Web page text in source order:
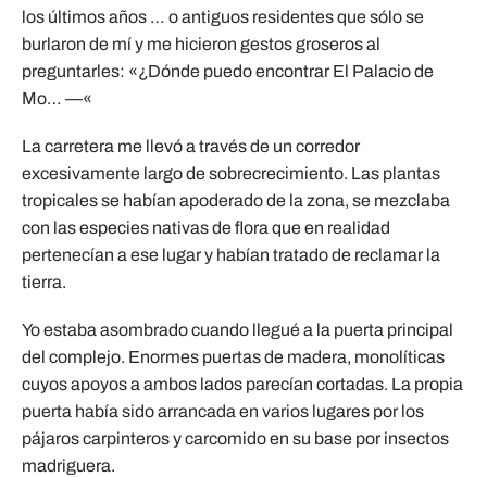
los últimos años … o antiguos residentes que sólo se
burlaron de mí y me hicieron gestos groseros al
preguntarles: «¿Dónde puedo encontrar El Palacio de
Mo… —«
La carretera me llevó a través de un corredor
excesivamente largo de sobrecrecimiento. Las plantas
tropicales se habían apoderado de la zona, se mezclaba
con las especies nativas de flora que en realidad
pertenecían a ese lugar y habían tratado de reclamar la
tierra.
Yo estaba asombrado cuando llegué a la puerta principal
del complejo. Enormes puertas de madera, monolíticas
cuyos apoyos a ambos lados parecían cortadas. La propia
puerta había sido arrancada en varios lugares por los
pájaros carpinteros y carcomido en su base por insectos
madriguera.